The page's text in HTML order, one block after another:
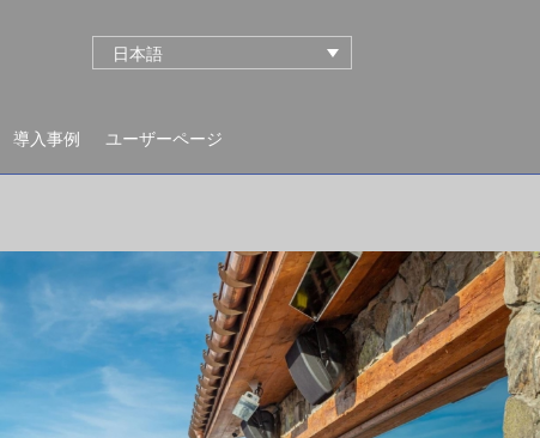
日本語
導入事例 ユーザーページ